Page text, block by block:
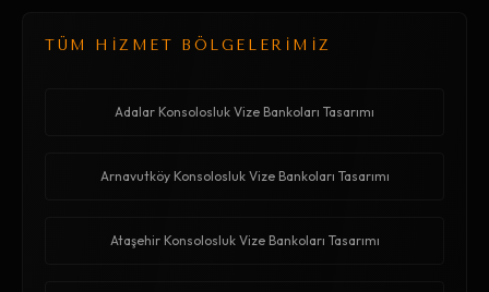
TÜM HİZMET BÖLGELERİMİZ
Adalar Konsolosluk Vize Bankoları Tasarımı
Arnavutköy Konsolosluk Vize Bankoları Tasarımı
Ataşehir Konsolosluk Vize Bankoları Tasarımı